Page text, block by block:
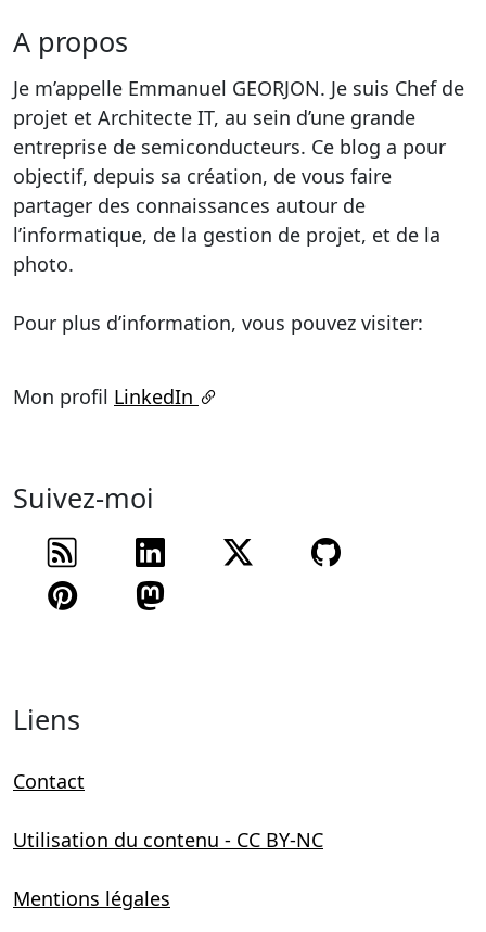
A propos
Je m’appelle Emmanuel GEORJON. Je suis Chef de
projet et Architecte IT, au sein d’une grande
entreprise de semiconducteurs. Ce blog a pour
objectif, depuis sa création, de vous faire
partager des connaissances autour de
l’informatique, de la gestion de projet, et de la
photo.
Pour plus d’information, vous pouvez visiter:
Mon profil LinkedIn
Suivez-moi
Flux RSSSuivez-moi surSuivez-moi sur
Suivez
Suivez-moi sur
Liens
Contact
Utilisation du contenu - CC BY-NC
Mentions légales